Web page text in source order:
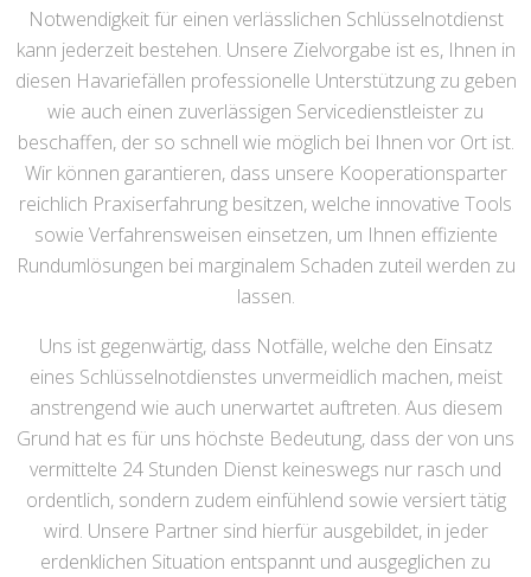
Notwendigkeit für einen verlässlichen Schlüsselnotdienst
kann jederzeit bestehen. Unsere Zielvorgabe ist es, Ihnen in
diesen Havariefällen professionelle Unterstützung zu geben
wie auch einen zuverlässigen Servicedienstleister zu
beschaffen, der so schnell wie möglich bei Ihnen vor Ort ist.
Wir können garantieren, dass unsere Kooperationsparter
reichlich Praxiserfahrung besitzen, welche innovative Tools
sowie Verfahrensweisen einsetzen, um Ihnen effiziente
Rundumlösungen bei marginalem Schaden zuteil werden zu
lassen.
Uns ist gegenwärtig, dass Notfälle, welche den Einsatz
eines Schlüsselnotdienstes unvermeidlich machen, meist
anstrengend wie auch unerwartet auftreten. Aus diesem
Grund hat es für uns höchste Bedeutung, dass der von uns
vermittelte 24 Stunden Dienst keineswegs nur rasch und
ordentlich, sondern zudem einfühlend sowie versiert tätig
wird. Unsere Partner sind hierfür ausgebildet, in jeder
erdenklichen Situation entspannt und ausgeglichen zu